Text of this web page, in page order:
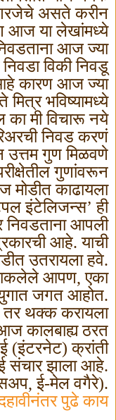
असते करीन
आज या लेखांमध्ये
आज ज्या
विकी निवडू
कारण आज ज्या
भविष्यामध्ये
का मी विचारू नये
निवड करणं
गुण मिळवणे
गुणांवरून
मोडीत काढायला
इंटेलिजन्स’ ही
आपली
आहे. याची
उतरायला हवे.
आपण,एका
युगात जगत आहोत.
तर थक्क करायला
कालबाह्य ठरत
(इंटरनेट) क्रांती
संचार झाला आहे.
,ई-मेल वगैरे).
पुढे काय ?